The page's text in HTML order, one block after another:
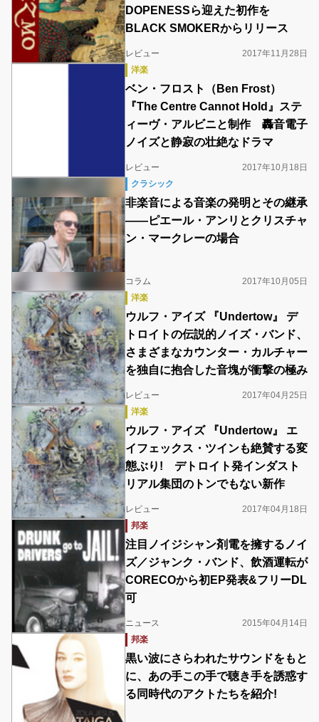
DOPENESSら迎えた初作を
BLACK SMOKERからリリース
レビュー
2017年11月28日
洋楽
ベン・フロスト（Ben Frost）
『The Centre Cannot Hold』ステ
ィーヴ・アルビニと制作 轟音電子
ノイズと静寂の壮絶なドラマ
レビュー
2017年10月18日
クラシック
非楽音による音楽の発明とその継承
――ピエール・アンリとクリスチャ
ン・マークレーの場合
コラム
2017年10月05日
洋楽
ウルフ・アイズ 『Undertow』 デ
トロイトの伝説的ノイズ・バンド、
さまざまなカウンター・カルチャー
を独自に抱合した音塊が衝撃の極み
レビュー
2017年04月25日
洋楽
ウルフ・アイズ 『Undertow』 エ
イフェックス・ツインも絶賛する変
態ぶり! デトロイト発インダスト
リアル集団のトンでもない新作
レビュー
2017年04月18日
邦楽
注目ノイジシャン剤電を擁するノイ
ズ／ジャンク・バンド、飲酒運転が
CORECOから初EP発表&フリーDL
可
ニュース
2015年04月14日
邦楽
黒い波にさらわれたサウンドをもと
に、あの手この手で聴き手を誘惑す
る同時代のアクトたちを紹介!